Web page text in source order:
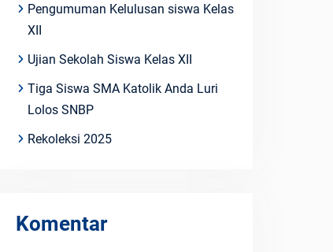
Pengumuman Kelulusan siswa Kelas
XII
Ujian Sekolah Siswa Kelas XII
Tiga Siswa SMA Katolik Anda Luri
Lolos SNBP
Rekoleksi 2025
Komentar